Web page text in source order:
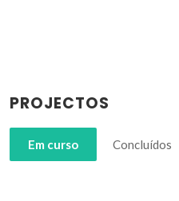
PROJECTOS
Em curso Concluídos